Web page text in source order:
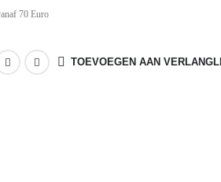
70 Euro
TOEVOEGEN AAN